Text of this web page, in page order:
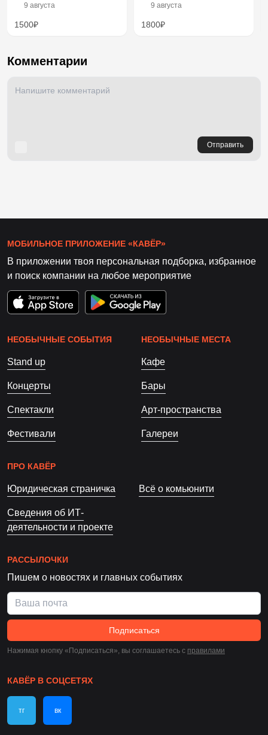
9 августа
1500₽
9 августа
1800₽
Комментарии
Отправить
МОБИЛЬНОЕ ПРИЛОЖЕНИЕ «КАВЁР»
В приложении твоя персональная подборка, избранное
и поиск компании на любое мероприятие
НЕОБЫЧНЫЕ СОБЫТИЯ
Stand up
Концерты
Спектакли
Фестивали
НЕОБЫЧНЫЕ МЕСТА
Кафе
Бары
Арт-пространства
Галереи
ПРО КАВЁР
Юридическая страничка Всё о комьюнити
Сведения об ИТ-
деятельности и проекте
РАССЫЛОЧКИ
Пишем о новостях и главных событиях
Подписаться
Нажимая кнопку «Подписаться», вы соглашаетесь c правилами
КАВЁР В СОЦСЕТЯХ
тг вк